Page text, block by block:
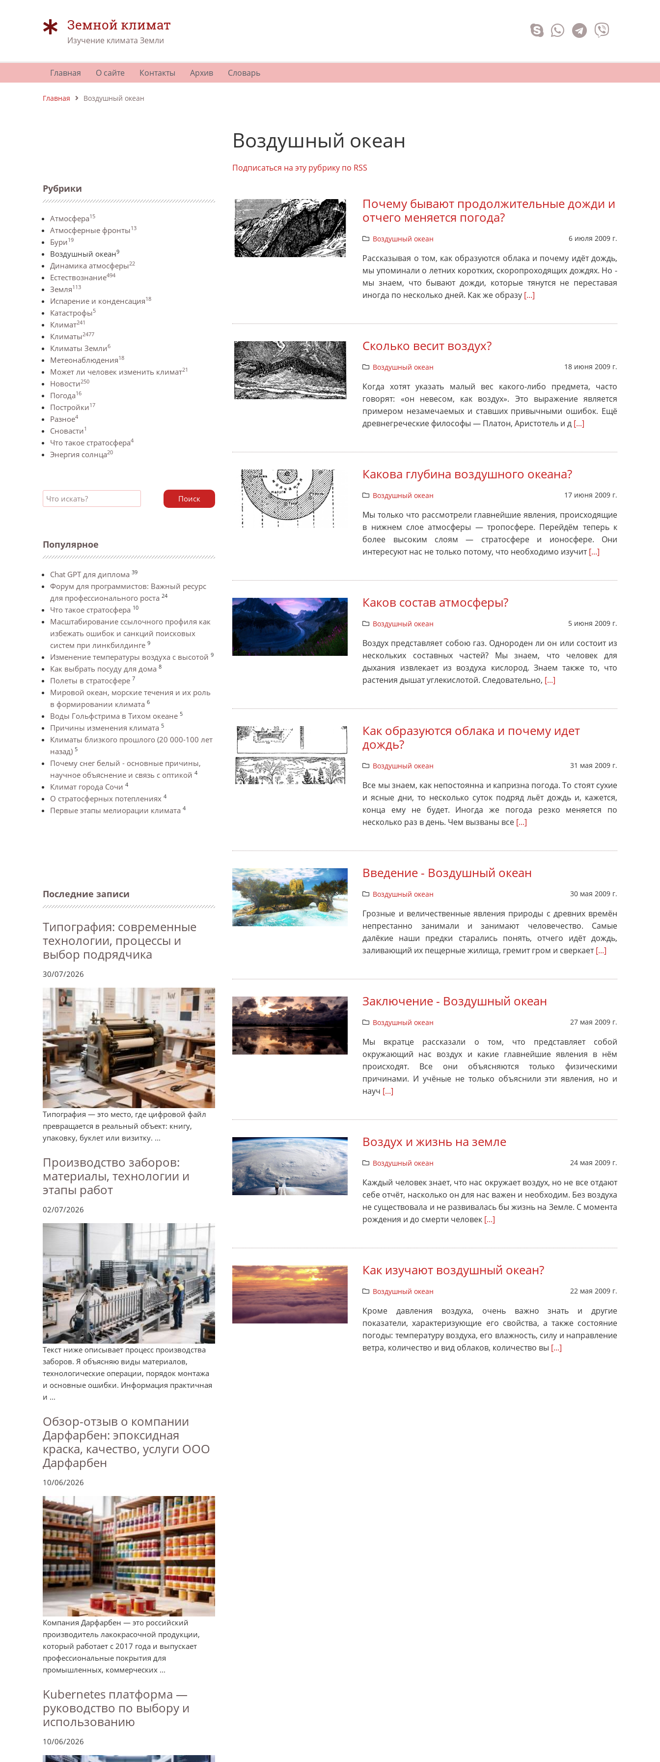
Земной климат
Изучение климата Земли
Главная О сайте Контакты Архив Словарь
Главная Воздушный океан
Рубрики
Атмосфера15
Атмосферные фронты13
Бури19
Воздушный океан9
Динамика атмосферы22
Естествознание494
Земля113
Испарение и конденсация18
Катастрофы5
Климат241
Климаты2477
Климаты Земли6
Метеонаблюдения18
Может ли человек изменить климат21
Новости250
Погода16
Постройки17
Разное4
Сновасти1
Что такое стратосфера4
Энергия солнца20
Поиск
Популярное
Chat GPT для диплома 39
Форум для программистов: Важный ресурс
для профессионального роста 24
Что такое стратосфера 10
Масштабирование ссылочного профиля как
избежать ошибок и санкций поисковых
систем при линкбилдинге 9
Изменение температуры воздуха с высотой 9
Как выбрать посуду для дома 8
Полеты в стратосфере 7
Мировой океан, морские течения и их роль
в формировании климата 6
Воды Гольфстрима в Тихом океане 5
Причины изменения климата 5
Климаты близкого прошлого (20 000-100 лет
назад) 5
Почему снег белый - основные причины,
научное объяснение и связь с оптикой 4
Климат города Сочи 4
О стратосферных потеплениях 4
Первые этапы мелиорации климата 4
Последние записи
Типография: современные
технологии, процессы и
выбор подрядчика
30/07/2026
Типография — это место, где цифровой файл
превращается в реальный объект: книгу,
упаковку, буклет или визитку. ...
Производство заборов:
материалы, технологии и
этапы работ
02/07/2026
Текст ниже описывает процесс производства
заборов. Я объясняю виды материалов,
технологические операции, порядок монтажа
и основные ошибки. Информация практичная
и ...
Обзор-отзыв о компании
Дарфарбен: эпоксидная
краска, качество, услуги ООО
Дарфарбен
10/06/2026
Компания Дарфарбен — это российский
производитель лакокрасочной продукции,
который работает с 2017 года и выпускает
профессиональные покрытия для
промышленных, коммерческих ...
Kubernetes платформа —
руководство по выбору и
использованию
10/06/2026
Воздушный океан
Подписаться на эту рубрику по RSS
Почему бывают продолжительные дожди и
отчего меняется погода?
Воздушный океан 6 июля 2009 г.
Рассказывая о том, как образуются облака и почему идёт дождь,
мы упоминали о летних коротких, скоропроходящих дождях. Но -
мы знаем, что бывают дожди, которые тянутся не переставая
иногда по несколько дней. Как же образу [...]
Сколько весит воздух?
Воздушный океан 18 июня 2009 г.
Когда хотят указать малый вес какого-либо предмета, часто
говорят: «он невесом, как воздух». Это выражение является
примером незамечаемых и ставших привычными ошибок. Ещё
древнегреческие философы — Платон, Аристотель и д [...]
Какова глубина воздушного океана?
Воздушный океан 17 июня 2009 г.
Мы только что рассмотрели главнейшие явления, происходящие
в нижнем слое атмосферы — тропосфере. Перейдём теперь к
более высоким слоям — стратосфере и ионосфере. Они
интересуют нас не только потому, что необходимо изучит[...]
Каков состав атмосферы?
Воздушный океан 5 июня 2009 г.
Воздух представляет собою газ. Однороден ли он или состоит из
нескольких составных частей? Мы знаем, что человек для
дыхания извлекает из воздуха кислород. Знаем также то, что
растения дышат углекислотой. Следовательно, [...]
Как образуются облака и почему идет
дождь?
Воздушный океан 31 мая 2009 г.
Все мы знаем, как непостоянна и капризна погода. То стоят сухие
и ясные дни, то несколько суток подряд льёт дождь и, кажется,
конца ему не будет. Иногда же погода резко меняется по
несколько раз в день. Чем вызваны все [...]
Введение - Воздушный океан
Воздушный океан 30 мая 2009 г.
Грозные и величественные явления природы с древних времён
непрестанно занимали и занимают человечество. Самые
далёкие наши предки старались понять, отчего идёт дождь,
заливающий их пещерные жилища, гремит гром и сверкает[...]
Заключение - Воздушный океан
Воздушный океан 27 мая 2009 г.
Мы вкратце рассказали о том, что представляет собой
окружающий нас воздух и какие главнейшие явления в нём
происходят. Все они объясняются только физическими
причинами. И учёные не только объяснили эти явления, но и
науч [...]
Воздух и жизнь на земле
Воздушный океан 24 мая 2009 г.
Каждый человек знает, что нас окружает воздух, но не все отдают
себе отчёт, насколько он для нас важен и необходим. Без воздуха
не существовала и не развивалась бы жизнь на Земле. С момента
рождения и до смерти человек [...]
Как изучают воздушный океан?
Воздушный океан 22 мая 2009 г.
Кроме давления воздуха, очень важно знать и другие
показатели, характеризующие его свойства, а также состояние
погоды: температуру воздуха, его влажность, силу и направление
ветра, количество и вид облаков, количество вы [...]